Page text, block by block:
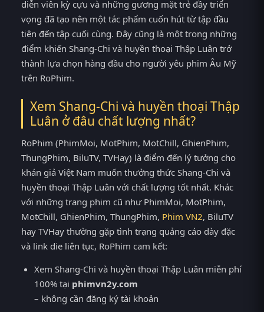
diễn viên kỳ cựu và những gương mặt trẻ đầy triển
vọng đã tạo nên một tác phẩm cuốn hút từ tập đầu
tiên đến tập cuối cùng. Đây cũng là một trong những
điểm khiến Shang-Chi và huyền thoại Thập Luân trở
thành lựa chọn hàng đầu cho người yêu phim Âu Mỹ
trên RoPhim.
Xem Shang-Chi và huyền thoại Thập
Luân ở đâu chất lượng nhất?
RoPhim (PhimMoi, MotPhim, MotChill, GhienPhim,
ThungPhim, BiluTV, TVHay) là điểm đến lý tưởng cho
khán giả Việt Nam muốn thưởng thức Shang-Chi và
huyền thoại Thập Luân với chất lượng tốt nhất. Khác
với những trang phim cũ như PhimMoi, MotPhim,
MotChill, GhienPhim, ThungPhim, Phim VN2, BiluTV
hay TVHay thường gặp tình trạng quảng cáo dày đặc
và link die liên tục, RoPhim cam kết:
Xem Shang-Chi và huyền thoại Thập Luân miễn phí
100% tại phimvn2y.com
– không cần đăng ký tài khoản